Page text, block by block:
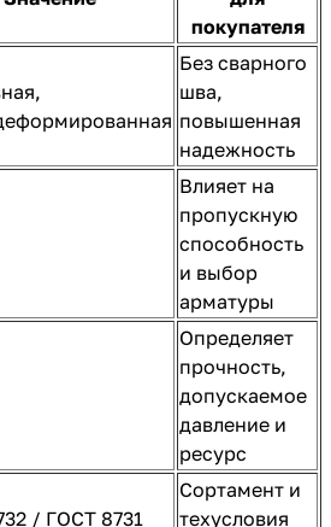
покупателя
Без сварного
шва,
повышенная
надежность
Влияет на
пропускную
способность
и выбор
арматуры
Определяет
прочность,
допускаемое
давление и
ресурс
/ ГОСТ 8731
Сортамент и
техусловия